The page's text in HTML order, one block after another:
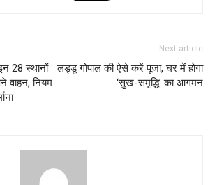
28 स्थानों
वाहन, नियम
Next article
लड्डू गोपाल की ऐसे करें पूजा, घर में होगा
‘सुख-समृद्धि’ का आगमन